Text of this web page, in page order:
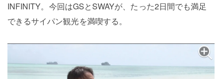
INFINITY。今回はGSとSWAYが、たった2日間でも満足
できるサイパン観光を満喫する。